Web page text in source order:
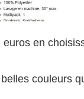
euros en
couleurs